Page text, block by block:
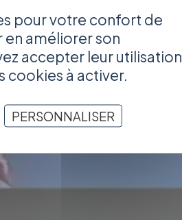
pour votre confort de
améliorer son
accepter leur utilisation
cookies à activer.
PERSONNALISER